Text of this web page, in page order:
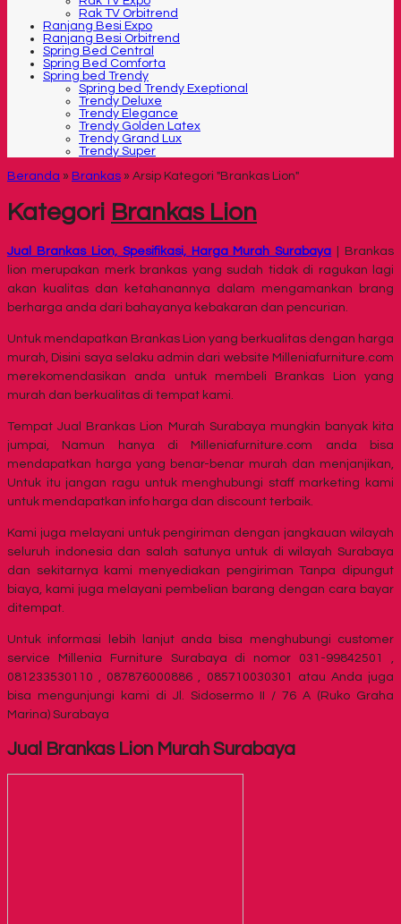
Rak TV Orbitrend
Ranjang Besi Expo
Ranjang Besi Orbitrend
Spring Bed Central
Spring Bed Comforta
Spring bed Trendy
Spring bed Trendy Exeptional
Trendy Deluxe
Trendy Elegance
Trendy Golden Latex
Trendy Grand Lux
Trendy Super
Beranda » Brankas » Arsip Kategori "Brankas Lion"
Kategori Brankas Lion
Jual Brankas Lion, Spesifikasi, Harga Murah Surabaya | Brankas
lion merupakan merk brankas yang sudah tidak di ragukan lagi
akan kualitas dan ketahanannya dalam mengamankan brang
berharga anda dari bahayanya kebakaran dan pencurian.
Untuk mendapatkan Brankas Lion yang berkualitas dengan harga
murah, Disini saya selaku admin dari website Milleniafurniture.com
merekomendasikan anda untuk membeli Brankas Lion yang
murah dan berkualitas di tempat kami.
Tempat Jual Brankas Lion Murah Surabaya mungkin banyak kita
jumpai, Namun hanya di Milleniafurniture.com anda bisa
mendapatkan harga yang benar-benar murah dan menjanjikan,
Untuk itu jangan ragu untuk menghubungi staff marketing kami
untuk mendapatkan info harga dan discount terbaik.
Kami juga melayani untuk pengiriman dengan jangkauan wilayah
seluruh indonesia dan salah satunya untuk di wilayah Surabaya
dan sekitarnya kami menyediakan pengiriman Tanpa dipungut
biaya, kami juga melayani pembelian barang dengan cara bayar
ditempat.
Untuk informasi lebih lanjut anda bisa menghubungi customer
service Millenia Furniture Surabaya di nomor 031-99842501 ,
081233530110 , 087876000886 , 085710030301 atau Anda juga
bisa mengunjungi kami di Jl. Sidosermo II / 76 A (Ruko Graha
Marina) Surabaya
Jual Brankas Lion Murah Surabaya